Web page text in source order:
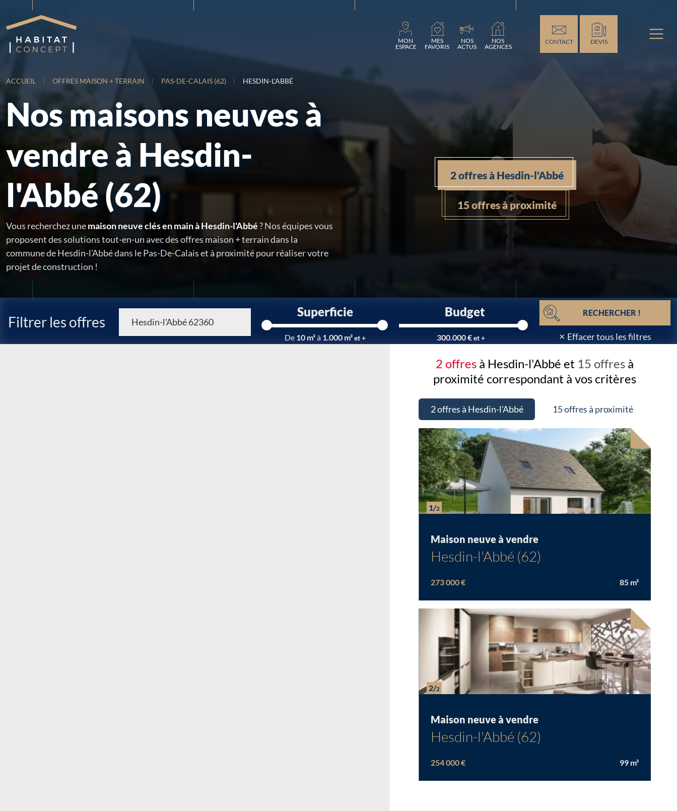
MON
ESPACE
Chargement...
MES
FAVORIS
NOS
ACTUS
NOS
AGENCES
CONTACT DEVIS
ACCUEIL OFFRES MAISON + TERRAIN PAS-DE-CALAIS (62) HESDIN-L'ABBÉ
Nos maisons neuves à
vendre à Hesdin-
l'Abbé (62)
Vous recherchez unemaison neuve clés en main à Hesdin-l'Abbé? Nos équipes vous
proposent des solutions tout-en-un avec des offres maison + terrain dans la
commune de Hesdin-l'Abbé dans le Pas-De-Calais et à proximité pour réaliser votre
projet de construction !
2 offres à Hesdin-l'Abbé
15 offres à proximité
Filtrer les offres
Superficie
De 10 m²à 1.000 m²et +
Budget
300.000 €et +
RECHERCHER !
× Effacer tous les filtres
2 offres à Hesdin-l'Abbé et 15 offres à
proximité correspondant à vos critères
2 offres à Hesdin-l'Abbé 15 offres à proximité
1/2
Maison neuve à vendre
Hesdin-l'Abbé (62)
273 000 € 85 m²
2/2
Maison neuve à vendre
Hesdin-l'Abbé (62)
254 000 € 99 m²